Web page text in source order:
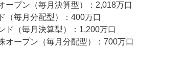
ープン（毎月決算型）：2,018万口
（毎月分配型）：400万口
ド（毎月決算型）：1,200万口
オープン（毎月分配型）：700万口